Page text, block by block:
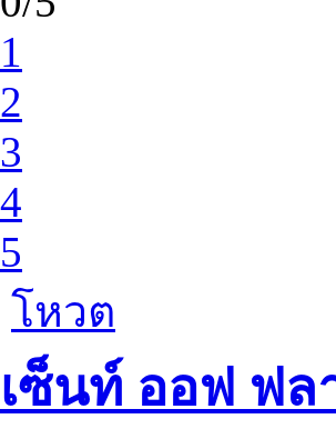
1
2
3
4
5
โหวต
เซ็นท์ ออฟ ฟล